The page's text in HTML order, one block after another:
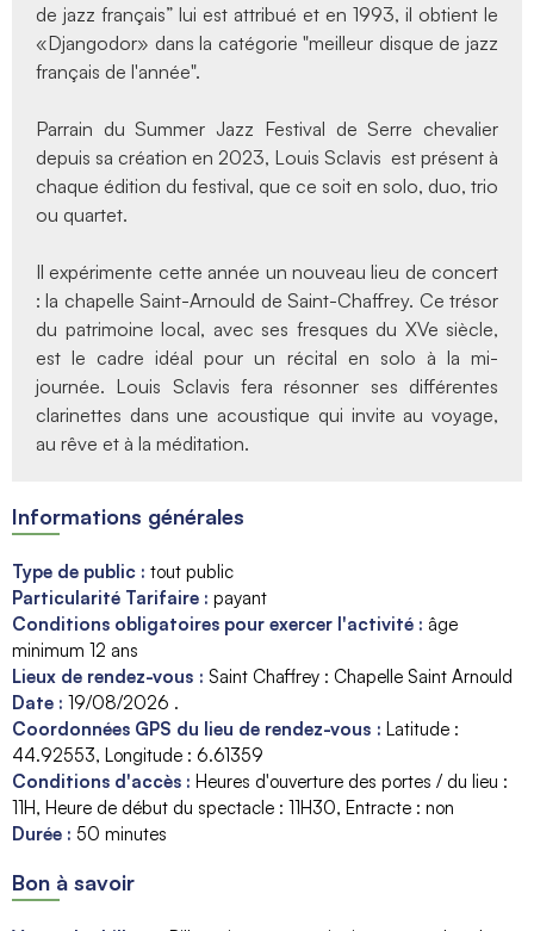
de jazz français” lui est attribué et en 1993, il obtient le
«Djangodor» dans la catégorie "meilleur disque de jazz
français de l'année".
Parrain du Summer Jazz Festival de Serre chevalier
depuis sa création en 2023, Louis Sclavis est présent à
chaque édition du festival, que ce soit en solo, duo, trio
ou quartet.
Il expérimente cette année un nouveau lieu de concert
: la chapelle Saint-Arnould de Saint-Chaffrey. Ce trésor
du patrimoine local, avec ses fresques du XVe siècle,
est le cadre idéal pour un récital en solo à la mi-
journée. Louis Sclavis fera résonner ses différentes
clarinettes dans une acoustique qui invite au voyage,
au rêve et à la méditation.
Informations générales
Type de public : tout public
Particularité Tarifaire : payant
Conditions obligatoires pour exercer l'activité : âge
minimum 12 ans
Lieux de rendez-vous : Saint Chaffrey : Chapelle Saint Arnould
Date : 19/08/2026 .
Coordonnées GPS du lieu de rendez-vous : Latitude :
44.92553 Longitude : 6.61359
Conditions d'accès : Heures d'ouverture des portes / du lieu :
11H Heure de début du spectacle : 11H30 Entracte : non
Durée : 50 minutes
Bon à savoir